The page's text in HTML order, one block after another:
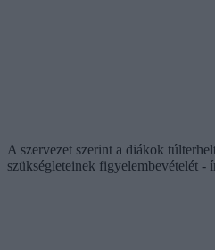
A szervezet szerint a diákok
szükségleteinek figyelembevételét -